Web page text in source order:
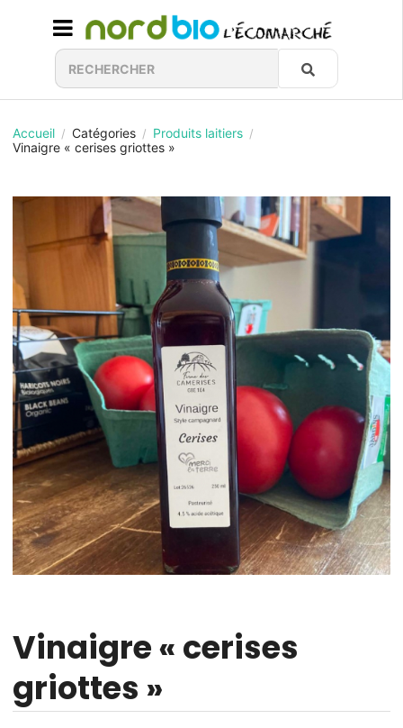
Accueil / Catégories / Produits laitiers /
Vinaigre « cerises griottes »
Vinaigre « cerises
griottes »